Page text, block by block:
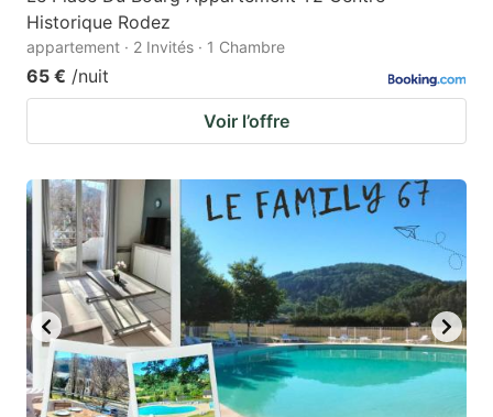
Historique Rodez
appartement · 2 Invités · 1 Chambre
65 € /nuit
Voir l’offre